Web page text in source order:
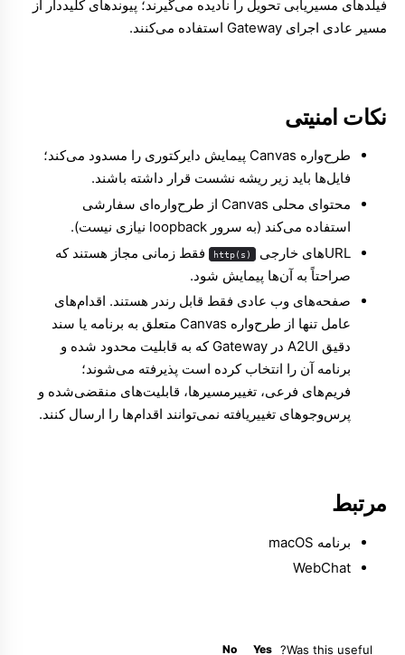
فیلدهای مسیریابی تحویل را نادیده می‌گیرند؛ پیوندهای کلیددار از
مسیر عادی اجرای Gateway استفاده می‌کنند.
نکات امنیتی
طرح‌واره Canvas پیمایش دایرکتوری را مسدود می‌کند؛
فایل‌ها باید زیر ریشه نشست قرار داشته باشند.
محتوای محلی Canvas از طرح‌واره‌ای سفارشی
استفاده می‌کند (به سرور loopback نیازی نیست).
URLهای خارجی
http(s) فقط زمانی مجاز هستند که
صراحتاً به آن‌ها پیمایش شود.
صفحه‌های وب عادی فقط قابل رندر هستند. اقدام‌های
عامل تنها از طرح‌واره Canvas متعلق به برنامه یا سند
دقیق A2UI در Gateway که به قابلیت محدود شده و
برنامه آن را انتخاب کرده است پذیرفته می‌شوند؛
فریم‌های فرعی، تغییرمسیرها، قابلیت‌های منقضی‌شده و
پرس‌وجوهای تغییریافته نمی‌توانند اقدام‌ها را ارسال کنند.
مرتبط
برنامه macOS
WebChat
Was this useful?
Yes
No